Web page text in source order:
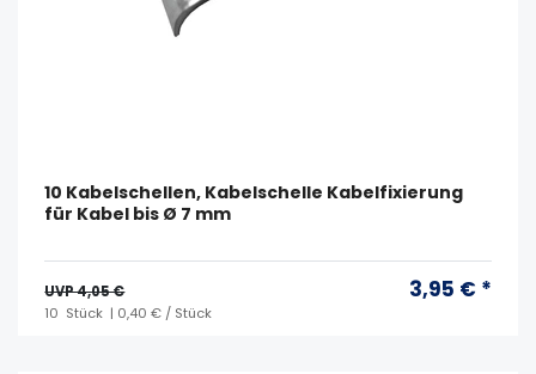
10 Kabelschellen, Kabelschelle Kabelfixierung
für Kabel bis Ø 7 mm
UVP 4,05 € 3,95 € *
10 Stück | 0,40 € / Stück